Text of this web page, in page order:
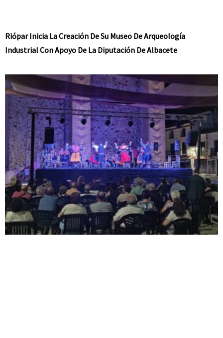
Riópar Inicia La Creación De Su Museo De Arqueología
Industrial Con Apoyo De La Diputación De Albacete